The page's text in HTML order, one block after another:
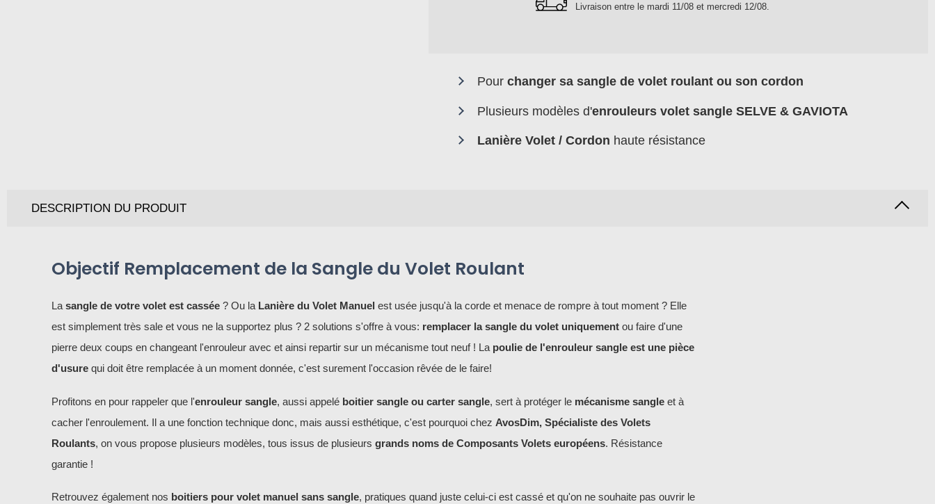
Livraison entre le mardi 11/08 et mercredi 12/08.
Pour changer sa sangle de volet roulant ou son cordon
Plusieurs modèles d'enrouleurs volet sangle SELVE & GAVIOTA
Lanière Volet / Cordon haute résistance
DESCRIPTION DU PRODUIT
Objectif Remplacement de la Sangle du Volet Roulant
La sangle de votre volet est cassée ? Ou la Lanière du Volet Manuel est usée jusqu'à la corde et menace de rompre à tout moment ? Elle
est simplement très sale et vous ne la supportez plus ? 2 solutions s'offre à vous: remplacer la sangle du volet uniquement ou faire d'une
pierre deux coups en changeant l'enrouleur avec et ainsi repartir sur un mécanisme tout neuf ! La poulie de l'enrouleur sangle est une pièce
d'usure qui doit être remplacée à un moment donnée, c'est surement l'occasion rêvée de le faire!
Profitons en pour rappeler que l'enrouleur sangle, aussi appelé boitier sangle ou carter sangle, sert à protéger le mécanisme sangle et à
cacher l'enroulement. Il a une fonction technique donc, mais aussi esthétique, c'est pourquoi chez AvosDim, Spécialiste des Volets
Roulants, on vous propose plusieurs modèles, tous issus de plusieurs grands noms de Composants Volets européens. Résistance
garantie !
Retrouvez également nos boitiers pour volet manuel sans sangle, pratiques quand juste celui-ci est cassé et qu'on ne souhaite pas ouvrir le